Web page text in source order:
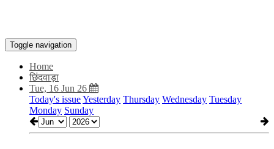
Toggle navigation
Home
छिंदवाड़ा
Tue, 16 Jun 26
Today's issueYesterday Thursday Wednesday Tuesday
Monday Sunday